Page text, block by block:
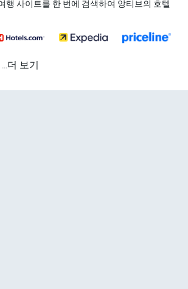
행 사이트를 한 번에 검색하여 앙티브의 호텔
...더 보기